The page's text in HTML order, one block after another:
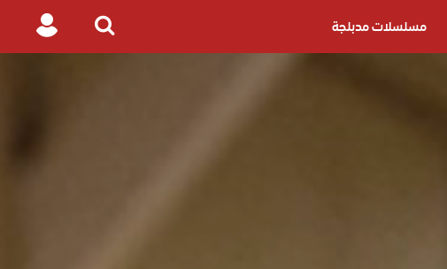
مسلسلات مدبلجة
Search
Login